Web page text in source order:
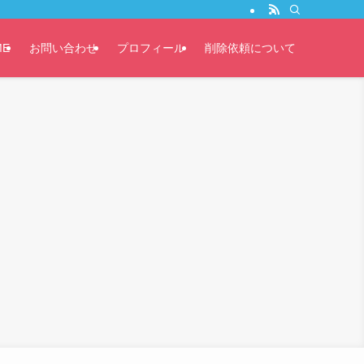
お問い合わせ プロフィール 削除依頼について